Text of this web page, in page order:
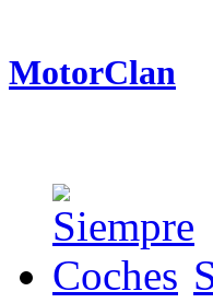
MotorClan